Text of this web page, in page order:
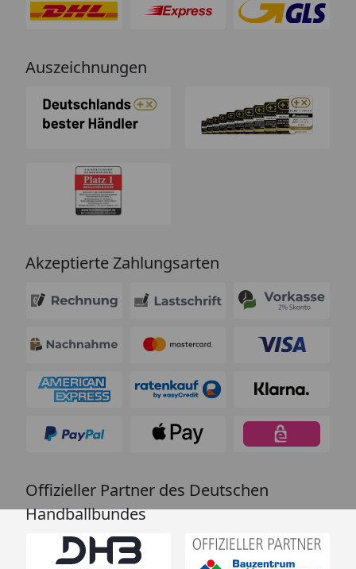
Auszeichnungen
Akzeptierte Zahlungsarten
Offizieller Partner des Deutschen
Handballbundes